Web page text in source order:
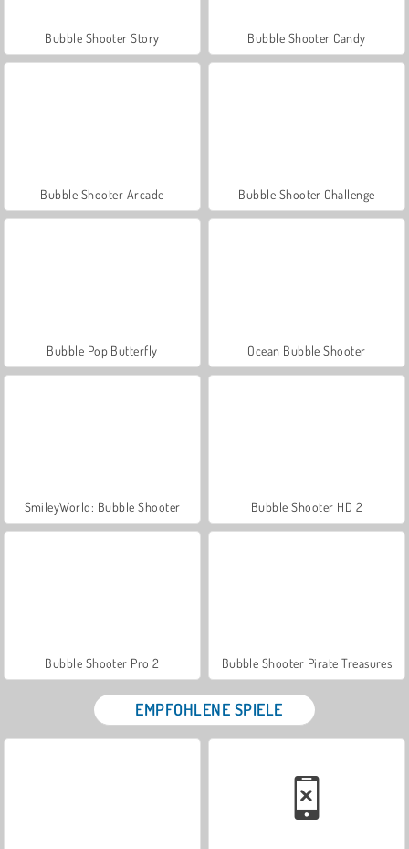
Bubble Shooter Story Bubble Shooter Candy
Bubble Shooter Arcade Bubble Shooter Challenge
Bubble Pop Butterfly Ocean Bubble Shooter
SmileyWorld: Bubble Shooter Bubble Shooter HD 2
Bubble Shooter Pro 2 Bubble Shooter Pirate Treasures
EMPFOHLENE SPIELE